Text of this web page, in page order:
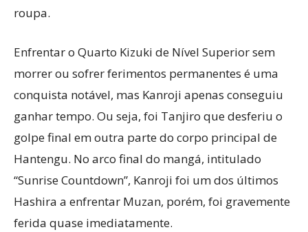
roupa.
Enfrentar o Quarto Kizuki de Nível Superior sem
morrer ou sofrer ferimentos permanentes é uma
conquista notável, mas Kanroji apenas conseguiu
ganhar tempo. Ou seja, foi Tanjiro que desferiu o
golpe final em outra parte do corpo principal de
Hantengu. No arco final do mangá, intitulado
“Sunrise Countdown”, Kanroji foi um dos últimos
Hashira a enfrentar Muzan, porém, foi gravemente
ferida quase imediatamente.